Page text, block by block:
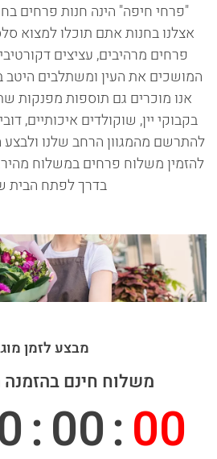
"פרחי חיפה" הינה חנות פרחים
אצלנו בחנות אתם תוכלו למצוא
פרחים מרהיבים, עציצים
המושכים את העין ומשתלבים היטב
אנו מוכרים גם תוספות מפנקות
בקבוקי יין, שוקולדים איכותיים,
להתרשם מהמגוון הרחב שלנו ולבצע
להזמין משלוח פרחים במשלוח
בדרך לפתח הבית
מבצע לזמן
משלוח חינם בהזמנה מעל
:00:00